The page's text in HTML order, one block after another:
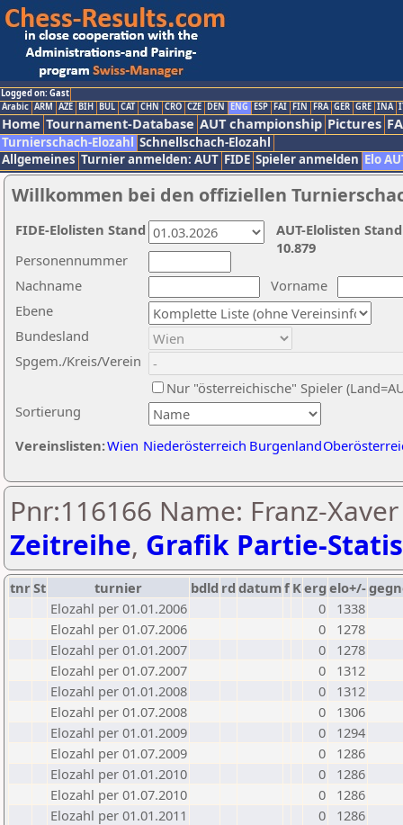
Logged on: Gast
Arabic ARM AZE BIH BUL CAT CHN CRO CZE DEN ENG ESP FAI FIN FRA GER GRE INA
Home Tournament-Database AUT championship Pictures
Turnierschach-Elozahl Schnellschach-Elozahl
Allgemeines Turnier anmelden: AUT FIDE Spieler anmelden Elo
Willkommen bei den offiziellen
Nachname
Vorname
Ebene
Sortierung
Personennummer
Bundesland
Spgem./Kreis/Verein
Nur "österreichische" Spieler
Vereinslisten:Wien Niederösterreich Burgenland
AUT-Elolisten
10.879
FIDE-Elolisten Stand
Pnr:116166 Name: Franz-
Zeitreihe, Grafik Partie-
tnrSt turnier bdld rd datumf Kerg elo+/-
Elozahl per 01.01.2006
0
1338
Elozahl per 01.07.2006
0
1278
Elozahl per 01.01.2007
0
1278
Elozahl per 01.07.2007
0
1312
Elozahl per 01.01.2008
0
1312
Elozahl per 01.07.2008
0
1306
Elozahl per 01.01.2009
0
1294
Elozahl per 01.07.2009
0
1286
Elozahl per 01.01.2010
0
1286
Elozahl per 01.07.2010
0
1286
Elozahl per 01.01.2011
0
1286